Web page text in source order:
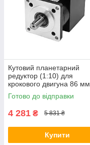
Кутовий планетарний
редуктор (1:10) для
крокового двигуна 86 мм
Готово до відправки
4 281 ₴ 5 831 ₴
Купити